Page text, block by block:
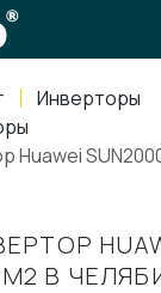
Инверторы
Huawei
M2 В
область